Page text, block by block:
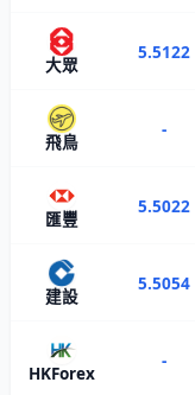
大眾
5.5122
飛鳥
-
匯豐
5.5022
建設
5.5054
HKForex
-